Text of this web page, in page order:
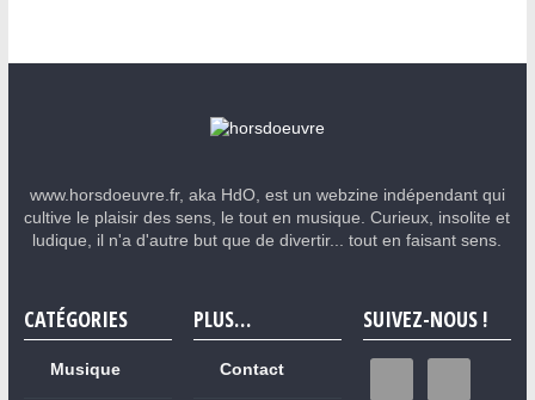
www.horsdoeuvre.fr, aka HdO, est un webzine indépendant qui
cultive le plaisir des sens, le tout en musique. Curieux, insolite et
ludique, il n'a d'autre but que de divertir... tout en faisant sens.
CATÉGORIES
Musique
PLUS…
Contact
SUIVEZ-NOUS !